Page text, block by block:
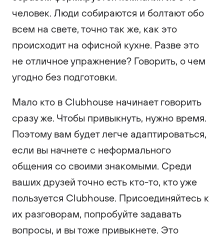
человек. Люди собираются и болтают обо
всем на свете, точно так же, как это
происходит на офисной кухне. Разве это
не отличное упражнение? Говорить, о чем
угодно без подготовки.
Мало кто в Clubhouse начинает говорить
сразу же. Чтобы привыкнуть, нужно время.
Поэтому вам будет легче адаптироваться,
если вы начнете с неформального
общения со своими знакомыми. Среди
ваших друзей точно есть кто-то, кто уже
пользуется Clubhouse. Присоединяйтесь к
их разговорам, попробуйте задавать
вопросы, и вы тоже привыкнете. Это